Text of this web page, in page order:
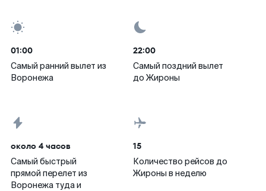
01:00
Самый ранний вылет из
Воронежа
22:00
Самый поздний вылет
до Жироны
около 4 часов
Самый быстрый
прямой перелет из
Воронежа туда и
15
Количество рейсов до
Жироны в неделю